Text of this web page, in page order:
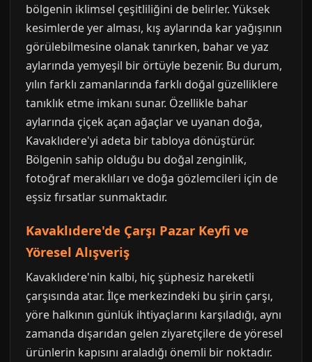
bölgenin iklimsel çeşitliliğini de belirler. Yüksek
kesimlerde yer alması, kış aylarında kar yağışının
görülebilmesine olanak tanırken, bahar ve yaz
aylarında yemyeşil bir örtüyle bezenir. Bu durum,
yılın farklı zamanlarında farklı doğal güzelliklere
tanıklık etme imkanı sunar. Özellikle bahar
aylarında çiçek açan ağaçlar ve uyanan doğa,
Kavaklıdere'yi adeta bir tabloya dönüştürür.
Bölgenin sahip olduğu bu doğal zenginlik,
fotoğraf meraklıları ve doğa gözlemcileri için de
eşsiz fırsatlar sunmaktadır.
Kavaklıdere'de Çarşı Pazar Keyfi ve
Yöresel Alışveriş
Kavaklıdere'nin kalbi, hiç şüphesiz hareketli
çarşısında atar. İlçe merkezindeki bu şirin çarşı,
yöre halkının günlük ihtiyaçlarını karşıladığı, aynı
zamanda dışarıdan gelen ziyaretçilere de yöresel
ürünlerin kapısını araladığı önemli bir noktadır.